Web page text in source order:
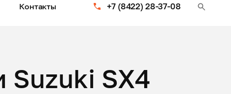
+7 (8422) 28-37-08
Контакты
Suzuki SX4